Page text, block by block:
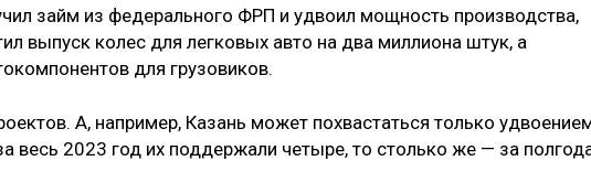
займ из федерального ФРП и удвоил мощность производства,
выпуск колес для легковых авто на два миллиона штук, а
для грузовиков.
А, например, Казань может похвастаться только
весь 2023 год их поддержали четыре, то столько же — за